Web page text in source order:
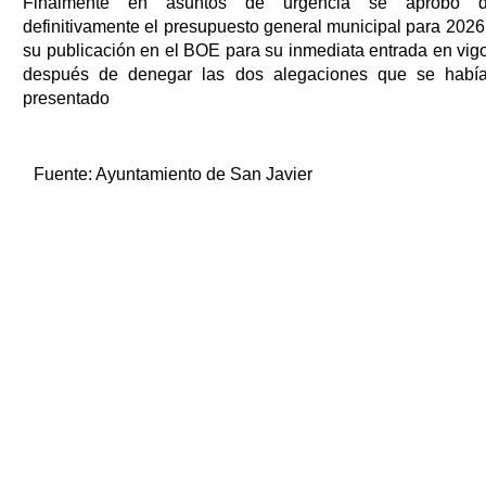
definitivamente el presupuesto general municipal para
su publicación en el BOE para su inmediata entrada en
después de denegar las dos alegaciones que se
presentado
Fuente: Ayuntamiento de San Javier